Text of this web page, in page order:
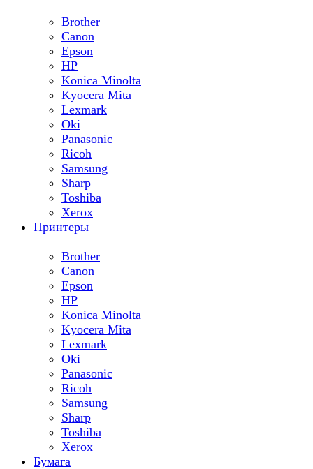
Brother
Canon
Epson
HP
Konica Minolta
Kyocera Mita
Lexmark
Oki
Panasonic
Ricoh
Samsung
Sharp
Toshiba
Xerox
Принтеры
Brother
Canon
Epson
HP
Konica Minolta
Kyocera Mita
Lexmark
Oki
Panasonic
Ricoh
Samsung
Sharp
Toshiba
Xerox
Бумага